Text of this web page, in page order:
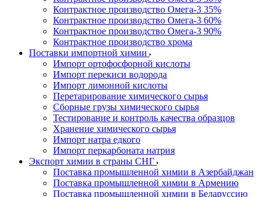
Контрактное производство Омега-3 35%
Контрактное производство Омега-3 60%
Контрактное производство Омега-3 90%
Контрактное производство хрома
Поставки импортной химии
Импорт ортофосфорной кислоты
Импорт перекиси водорода
Импорт лимонной кислоты
Перетарирование химического сырья
Сборные грузы химического сырья
Тестирование и контроль качества образцов
Хранение химического сырья
Импорт натра едкого
Импорт перкарбоната натрия
Экспорт химии в страны СНГ
Поставка промышленной химии в Азербайджан
Поставка промышленной химии в Армению
Поставка промышленной химии в Беларуссию